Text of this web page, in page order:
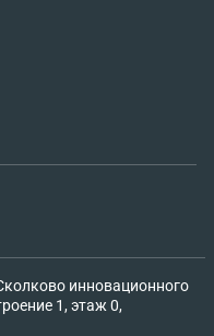
инновационного
1, этаж 0,